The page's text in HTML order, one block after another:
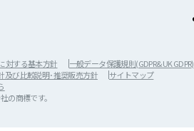
対する基本方針
一般データ保護規則(GDPR&UK GDPR)
及び比較説明･推奨販売方針
サイトマップ
の商標です。